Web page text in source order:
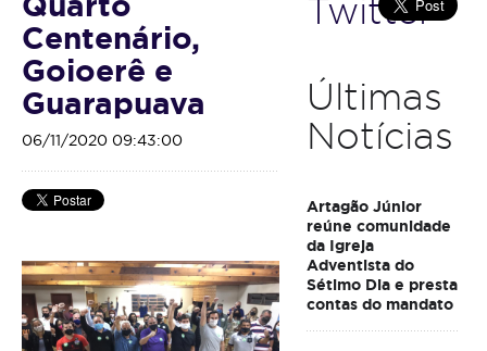
Centenário,
Goioerê e
Guarapuava
06/11/2020 09:43:00
Twitter
Últimas
Notícias
Artagão Júnior
reúne comunidade
da Igreja
Adventista do
Sétimo Dia e presta
contas do mandato